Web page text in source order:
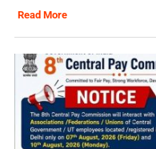
Read More